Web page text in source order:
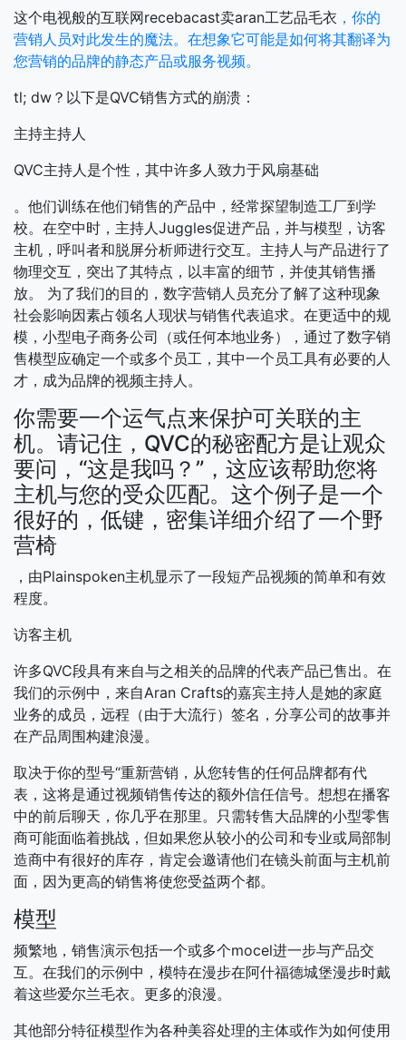
这个电视般的互联网recebacast卖aran工艺品毛衣 ，你的
营销人员对此发生的魔法。在想象它可能是如何将其翻译为
您营销的品牌的静态产品或服务视频。
tl; dw？以下是QVC销售方式的崩溃：
主持主持人
QVC主持人是个性，其中许多人致力于风扇基础
。他们训练在他们销售的产品中，经常探望制造工厂到学
校。在空中时，主持人Juggles促进产品，并与模型，访客
主机，呼叫者和脱屏分析师进行交互。主持人与产品进行了
物理交互，突出了其特点，以丰富的细节，并使其销售播
放。
为了我们的目的，数字营销人员充分了解了这种现象
社会影响因素占领名人现状与销售代表追求。在更适中的规
模，小型电子商务公司（或任何本地业务），通过了数字销
售模型应确定一个或多个员工，其中一个员工具有必要的人
才，成为品牌的视频主持人。
你需要一个运气点来保护可关联的主
机。请记住，QVC的秘密配方是让观众
要问，“这是我吗？”，这应该帮助您将
主机与您的受众匹配。这个例子是一个
很好的，低键，密集详细介绍了一个野
营椅
，由Plainspoken主机显示了一段短产品视频的简单和有效
程度。
访客主机
许多QVC段具有来自与之相关的品牌的代表产品已售出。在
我们的示例中，来自Aran Crafts的嘉宾主持人是她的家庭
业务的成员，远程（由于大流行）签名，分享公司的故事并
在产品周围构建浪漫。
取决于你的型号“重新营销，从您转售的任何品牌都有代
表，这将是通过视频销售传达的额外信任信号。想想在播客
中的前后聊天，你几乎在那里。只需转售大品牌的小型零售
商可能面临着挑战，但如果您从较小的公司和专业或局部制
造商中有很好的库存，肯定会邀请他们在镜头前面与主机前
面，因为更高的销售将使您受益两个都。
模型
频繁地，销售演示包括一个或多个mocel进一步与产品交
互。在我们的示例中，模特在漫步在阿什福德城堡漫步时戴
着这些爱尔兰毛衣。更多的浪漫。
其他部分特征模型作为各种美容处理的主体或作为如何使用